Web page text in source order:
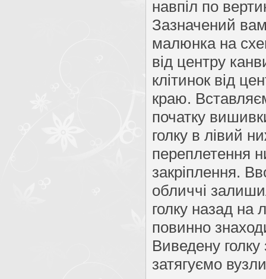
навпіл по
Зазначений
малюнка на
від центру
клітинок від
краю.
початку
голку в лівий
переплетення
закріплення.
обличчі
голку назад на
повинно
Виведену голку
затягуємо